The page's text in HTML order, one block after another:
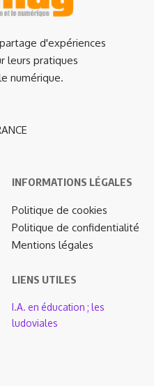
d'expériences
leurs pratiques
numérique.
INFORMATIONS LÉGALES
Politique de cookies
Politique de confidentialité
Mentions légales
LIENS UTILES
I.A. en éducation ; les
ludoviales